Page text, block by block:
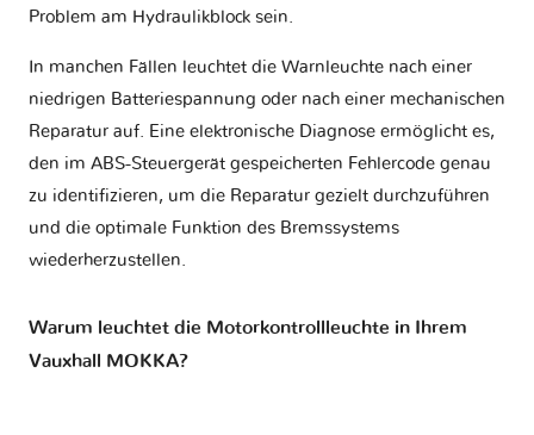
Problem am Hydraulikblock sein.
In manchen Fällen leuchtet die Warnleuchte nach einer
niedrigen Batteriespannung oder nach einer mechanischen
Reparatur auf. Eine elektronische Diagnose ermöglicht es,
den im ABS-Steuergerät gespeicherten Fehlercode genau
zu identifizieren, um die Reparatur gezielt durchzuführen
und die optimale Funktion des Bremssystems
wiederherzustellen.
Warum leuchtet die Motorkontrollleuchte in Ihrem
Vauxhall MOKKA?